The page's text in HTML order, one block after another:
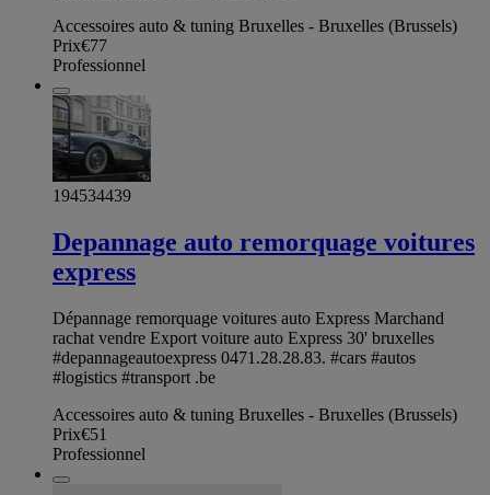
Accessoires auto & tuning Bruxelles - Bruxelles (Brussels)
Prix€77
Professionnel
194534439
Depannage auto remorquage voitures
express
Dépannage remorquage voitures auto Express Marchand
rachat vendre Export voiture auto Express 30' bruxelles
#depannageautoexpress 0471.28.28.83. #cars #autos
#logistics #transport .be
Accessoires auto & tuning Bruxelles - Bruxelles (Brussels)
Prix€51
Professionnel